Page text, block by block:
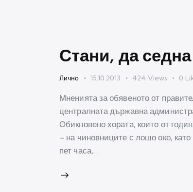
Стани, да седна
Лично 15.10.2013 424 Views 0
Мненията за обявеното от
централната държавна
Обикновено хората, които от
– на чиновниците с лошо око, като
пет часа,…